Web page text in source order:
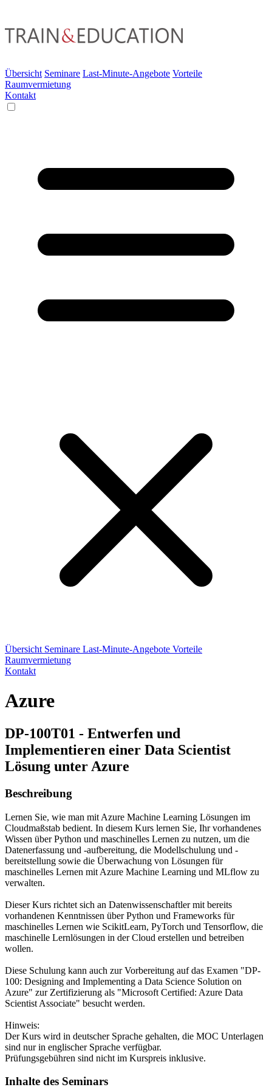
Übersicht Seminare Last-Minute-Angebote Vorteile
Raumvermietung
Kontakt
Übersicht Seminare Last-Minute-Angebote Vorteile
Raumvermietung
Kontakt
Azure
DP-100T01 - Entwerfen und
Implementieren einer Data Scientist
Lösung unter Azure
Beschreibung
Lernen Sie, wie man mit Azure Machine Learning Lösungen im
Cloudmaßstab bedient. In diesem Kurs lernen Sie, Ihr vorhandenes
Wissen über Python und maschinelles Lernen zu nutzen, um die
Datenerfassung und -aufbereitung, die Modellschulung und -
bereitstellung sowie die Überwachung von Lösungen für
maschinelles Lernen mit Azure Machine Learning und MLflow zu
verwalten.
Dieser Kurs richtet sich an Datenwissenschaftler mit bereits
vorhandenen Kenntnissen über Python und Frameworks für
maschinelles Lernen wie ScikitLearn, PyTorch und Tensorflow, die
maschinelle Lernlösungen in der Cloud erstellen und betreiben
wollen.
Diese Schulung kann auch zur Vorbereitung auf das Examen "DP-
100: Designing and Implementing a Data Science Solution on
Azure" zur Zertifizierung als "Microsoft Certified: Azure Data
Scientist Associate" besucht werden.
Hinweis:
Der Kurs wird in deutscher Sprache gehalten, die MOC Unterlagen
sind nur in englischer Sprache verfügbar.
Prüfungsgebühren sind nicht im Kurspreis inklusive.
Inhalte des Seminars